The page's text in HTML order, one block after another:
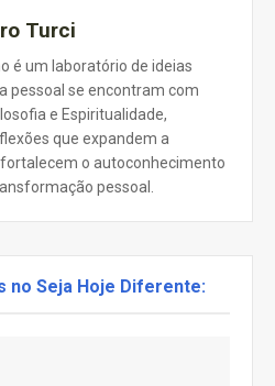
Turci
é um laboratório de ideias
pessoal se encontram com
e Espiritualidade,
que expandem a
o autoconhecimento
pessoal.
no Seja Hoje Diferente: